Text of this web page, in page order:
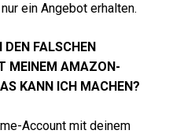
ein Angebot erhalten.
DEN FALSCHEN
MEINEM AMAZON-
KANN ICH MACHEN?
Account mit deinem